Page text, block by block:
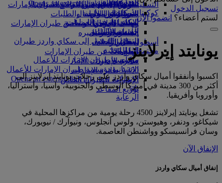
الشركاء الجويون
تناول الطعام في الدرجة السياحية
الممتازة
وجبات الدرجة السياحية
المشروبات
أسطول طائراتنا
بوينج 777
طائرة الإمارات A380
A350 طائرة الإمارات
الإمارات للطيران الخاص
توزيع المقاعد
السوق الحرة
متجرنا الرسمي
التسلية للأطفال
الترفيه عن الأطفال
ألعاب الأطفال
أنشطة للأطفال
in a new tab
كوكبنا
الاستدامة في العمليات
السياسة البيئية
التقارير البيئية
مجتمعاتنا المحلية
مؤسسة طيران الإمارات للأعمال
الإنسانيةمؤسسة طيران الإمارات للأعمال
الإنسانية Opens an external link in a new
tab
الرعاية
Opens an external link in a new tab
شركاؤنا
سكاي واردز رايل
حاسبة الأميال
تسجيل الدخول إلى سكاي واردز طيران
الإمارات
سكاي واردز+
السفر لأصحاب الهمم مع طيران الإمارات
المساعدة الخاصة والطلبات
تجربتكم على متن الطائرة
الأدوات والموارد
الهاتف المتحرك وتطبيق طيران الإمارات
إلغاء حجز أو تغييره
تعطل الرحلات
معلومات عن طيران الإمارات
تسجيل الدخول
لستم أعضاء؟ انضموا الآن
يونايتد إيرلاينز
اكسبوا وأنفقوا أميال سكاي واردز على رحلات يونايتد إيرلاينز إلى
أكثر من 300 مدينة في أميركا الوسطى والجنوبية، وآسيا، وأستراليا،
وأوروبا وأفريقيا.
تشغل يونايتد إيرلاينز 4500 رحلة يومية من مراكزها المحلية في
شيكاغو، ودنفر، وهيوستن، ولوس أنجلوس، ونيوآرك / نيويورك،
وسان فرانسيسكو وواشنطن العاصمة.
الإنفاق الآن
إنفاق أميال سكاي واردز